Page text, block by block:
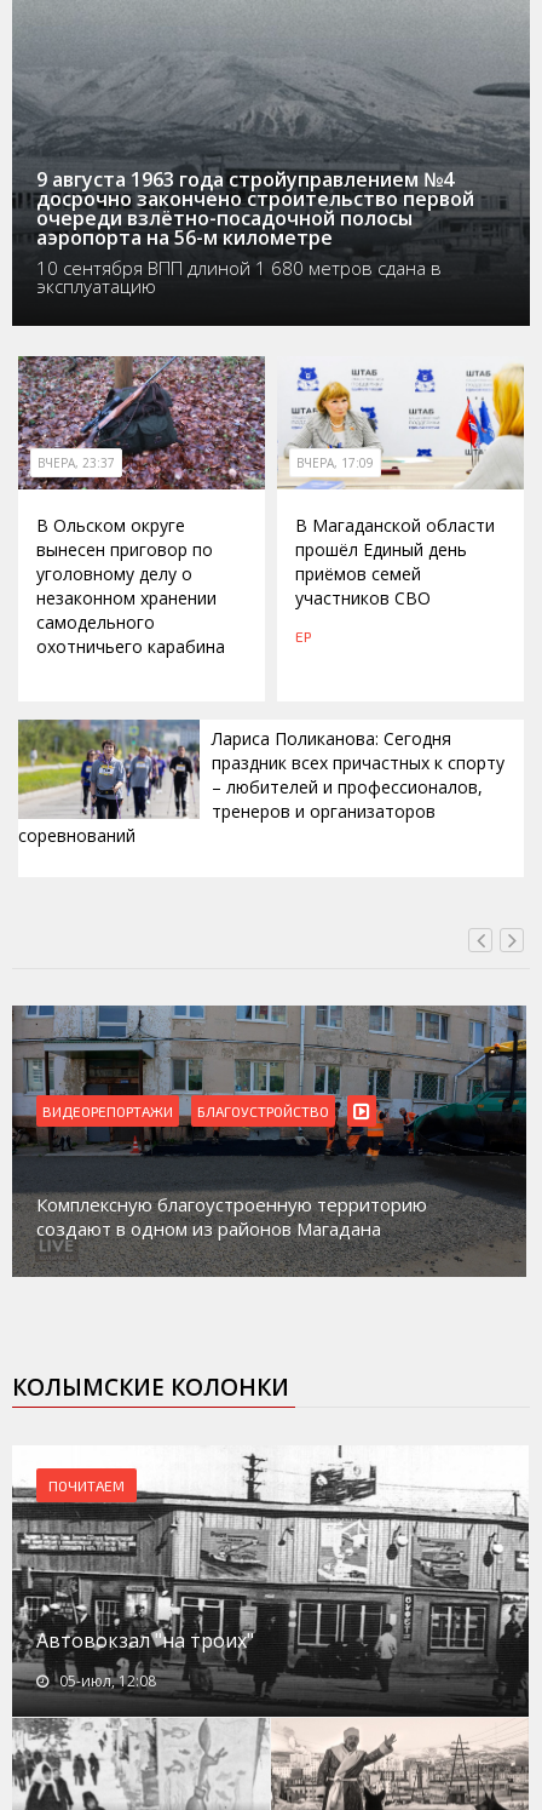
9 августа 1963 года стройуправлением №4
досрочно закончено строительство первой
очереди взлётно-посадочной полосы
аэропорта на 56-м километре
10 сентября ВПП длиной 1 680 метров сдана в
эксплуатацию
ВЧЕРА, 23:37
В Ольском округе
вынесен приговор по
уголовному делу о
незаконном хранении
самодельного
охотничьего карабина
ВЧЕРА, 17:09
В Магаданской области
прошёл Единый день
приёмов семей
участников СВО
ЕР
Лариса Поликанова: Сегодня
праздник всех причастных к спорту
– любителей и профессионалов,
тренеров и организаторов
соревнований
ВИДЕОРЕПОРТАЖИ
Магадан присоединился к пилотному проекту по
работе с несовершеннолетними из групп
социального риска «Переправа»
КОЛЫМСКИЕ КОЛОНКИ
ПОЧИТАЕМ
Автовокзал "на троих"
05-июл, 12:08